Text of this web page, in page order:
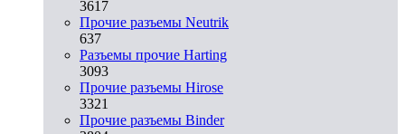
3617
Прочие разъемы Neutrik
637
Разъемы прочие Harting
3093
Прочие разъемы Hirose
3321
Прочие разъемы Binder